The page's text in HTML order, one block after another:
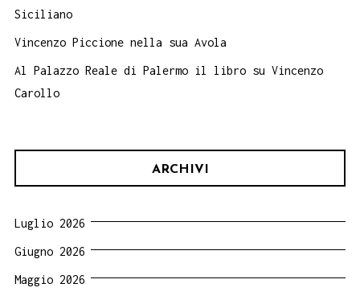
Siciliano
Vincenzo Piccione nella sua Avola
Al Palazzo Reale di Palermo il libro su Vincenzo
Carollo
ARCHIVI
Luglio 2026
Giugno 2026
Maggio 2026